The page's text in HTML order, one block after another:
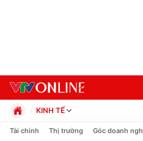
KINH TẾ
Chính trị
Tài chính Thị trường Góc doanh